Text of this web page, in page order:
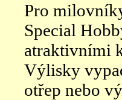
Pro
Special
atraktivními
Výlisky
otřep nebo